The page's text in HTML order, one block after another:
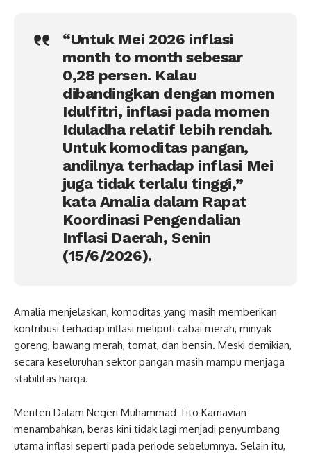
“Untuk Mei 2026 inflasi
month to month sebesar
0,28 persen. Kalau
dibandingkan dengan momen
Idulfitri, inflasi pada momen
Iduladha relatif lebih rendah.
Untuk komoditas pangan,
andilnya terhadap inflasi Mei
juga tidak terlalu tinggi,”
kata Amalia dalam Rapat
Koordinasi Pengendalian
Inflasi Daerah, Senin
(15/6/2026).
Amalia menjelaskan, komoditas yang masih memberikan
kontribusi terhadap inflasi meliputi cabai merah, minyak
goreng, bawang merah, tomat, dan bensin. Meski demikian,
secara keseluruhan sektor pangan masih mampu menjaga
stabilitas harga.
Menteri Dalam Negeri Muhammad Tito Karnavian
menambahkan, beras kini tidak lagi menjadi penyumbang
utama inflasi seperti pada periode sebelumnya. Selain itu,